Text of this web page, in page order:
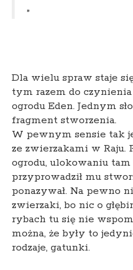
„
Dla wielu spraw staje
tym razem do czynienia
ogrodu Eden. Jednym
fragment stworzenia.
W pewnym sensie tak
ze zwierzakami w Raju.
ogrodu, ulokowaniu tam
przyprowadził mu
ponazywał. Na pewno
zwierzaki, bo nic o
rybach tu się nie
można, że były to
rodzaje, gatunki.